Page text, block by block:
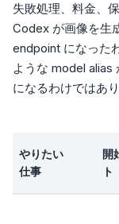
失敗処理、料金、
Codex が画像を生
endpoint になった
ような model alias
になるわけではあり
やりたい
仕事
開
ト